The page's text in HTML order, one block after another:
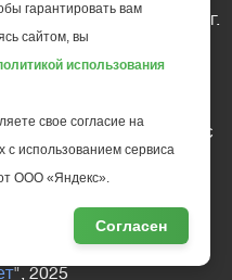
Республика Карелия, г.
Энгельса д.10, офис 211
(499) 685-10-45
допускается только c
редакции
обязательна.
центр
переподготовки "Мой
", 2025
гарантировать вам
сайтом, вы
использования
свое согласие на
с использованием сервиса
ООО «Яндекс».
Согласен